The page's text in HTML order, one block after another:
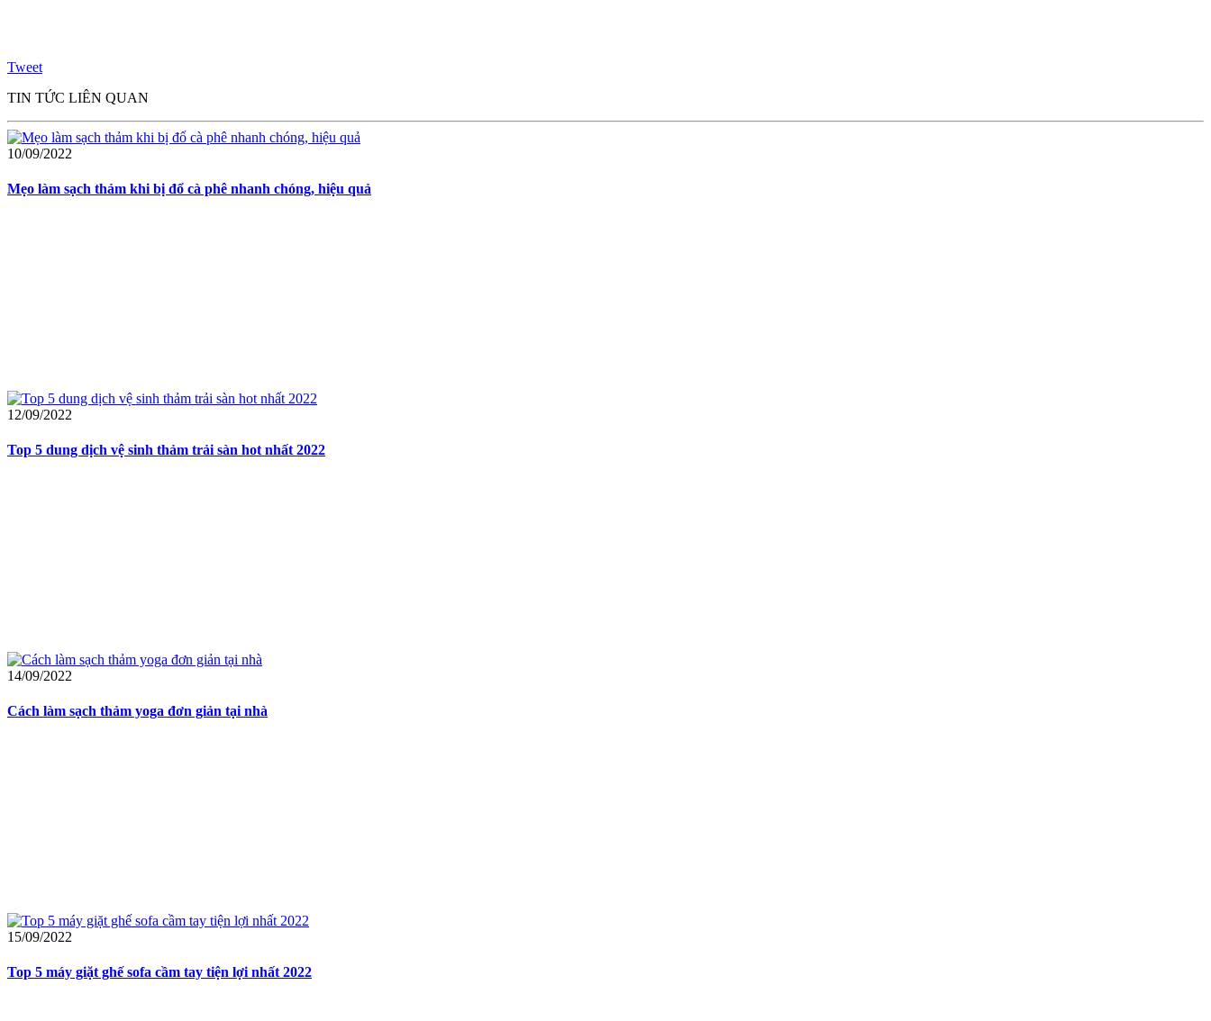
Tweet
TIN TỨC LIÊN QUAN
10/09/2022
Mẹo làm sạch thảm khi bị đổ cà phê nhanh chóng, hiệu quả
12/09/2022
Top 5 dung dịch vệ sinh thảm trải sàn hot nhất 2022
14/09/2022
Cách làm sạch thảm yoga đơn giản tại nhà
15/09/2022
Top 5 máy giặt ghế sofa cầm tay tiện lợi nhất 2022